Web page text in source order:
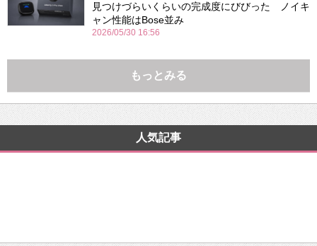
見つけづらいくらいの完成度にびびった ノイキ
ャン性能はBose並み
2026/05/30 16:56
もっとみる
人気記事